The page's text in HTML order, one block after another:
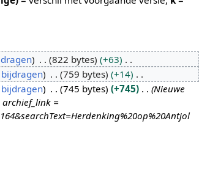
822 bytes
+63
bijdragen 759 bytes
+14
bijdragen 745 bytes +745
Nieuwe
=